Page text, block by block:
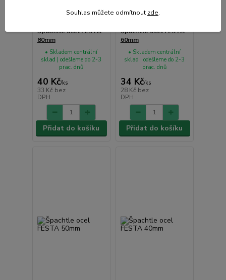
Špachtle ocel FESTA
80mm
40 Kč/ks
33 Kč bez
DPH
• Skladem centrální
sklad | odešleme do 2-3
prac. dnů
Přidat do košíku
Špachtle ocel FESTA
60mm
34 Kč/ks
28 Kč bez
DPH
• Skladem centrální
sklad | odešleme do 2-3
prac. dnů
Přidat do košíku
Souhlas můžete odmítnout zde.